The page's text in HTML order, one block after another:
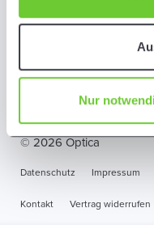
Nur
© 2026 Optica
Datenschutz Impressum
Kontakt Vertrag widerrufen